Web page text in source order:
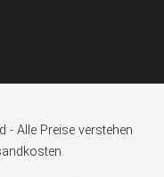
- Alle Preise verstehen